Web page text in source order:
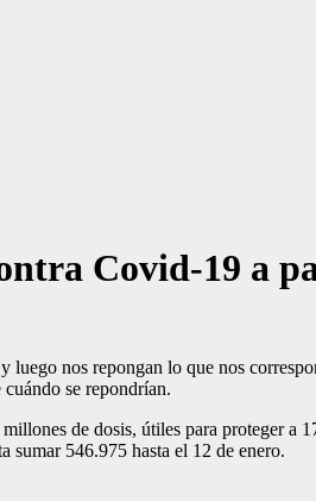
Covid-19 a
luego nos repongan lo que nos
se repondrían.
de dosis, útiles para proteger
sumar 546.975 hasta el 12 de enero.